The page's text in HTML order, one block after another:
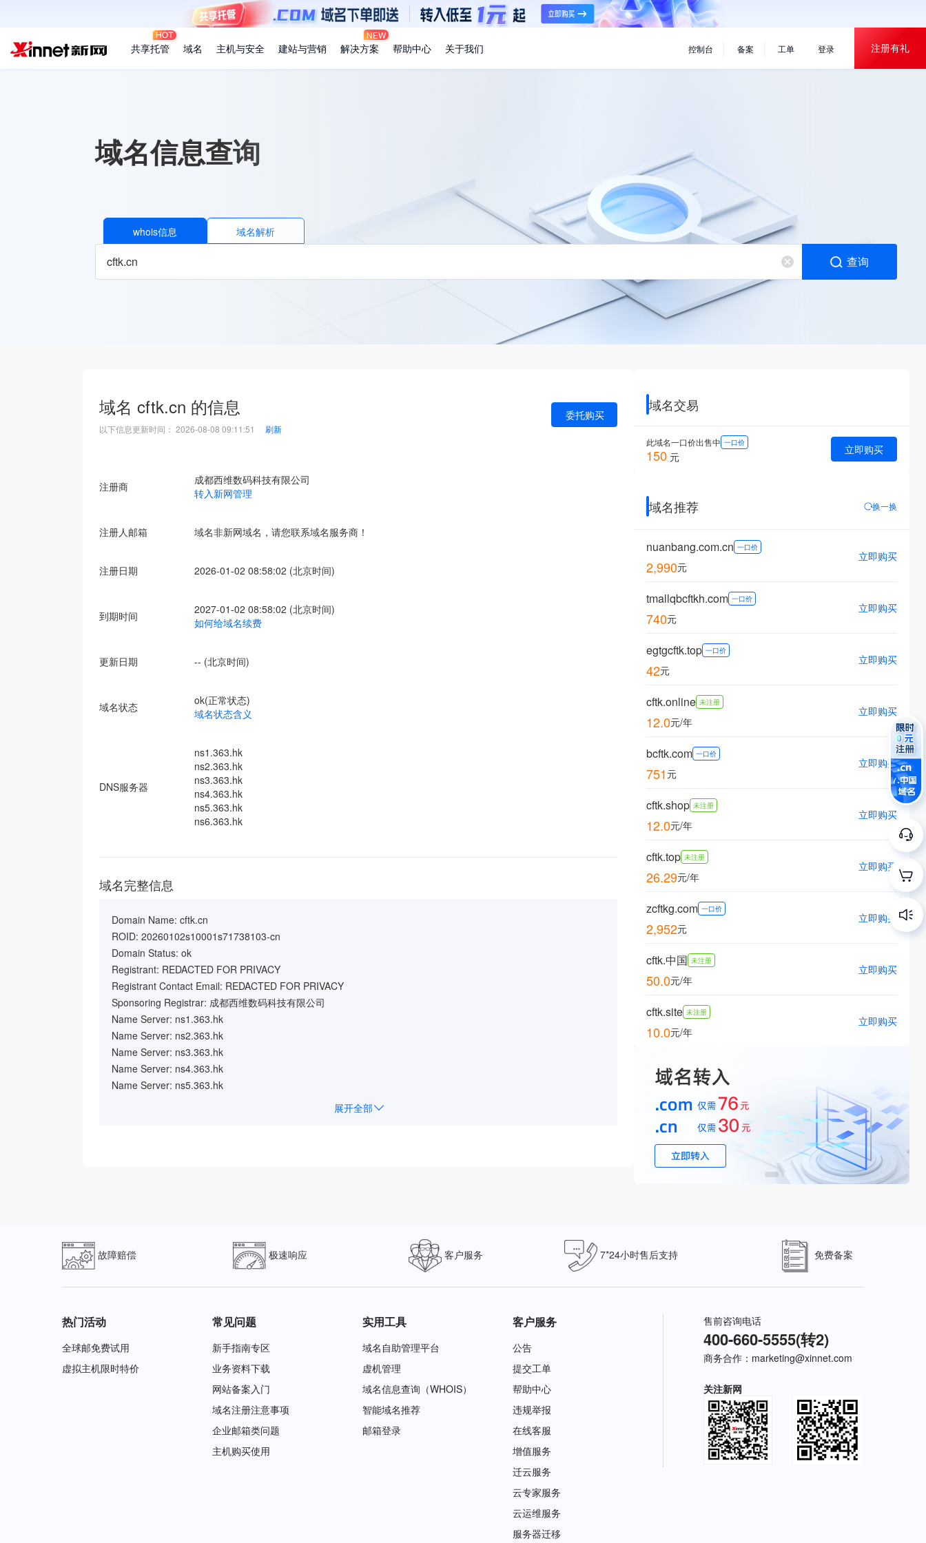
×
共享托管 域名 主机与安全 建站与营销 解决方案
NEW
帮助中心 关于我们 控制台 备案 工单 登录 注册有礼
域名信息查询
whois信息 域名解析
查询
域名 cftk.cn 的信息
以下信息更新时间： 2026-08-08 09:11:51 刷新
委托购买
注册商
成都西维数码科技有限公司
转入新网管理
注册人邮箱 域名非新网域名，请您联系域名服务商！
注册日期 2026-01-02 08:58:02 (北京时间)
到期时间
2027-01-02 08:58:02 (北京时间)
如何给域名续费
更新日期 -- (北京时间)
域名状态
ok(正常状态)
域名状态含义
DNS服务器
ns1.363.hk
ns2.363.hk
ns3.363.hk
ns4.363.hk
ns5.363.hk
ns6.363.hk
域名完整信息
Domain Name: cftk.cn
ROID: 20260102s10001s71738103-cn
Domain Status: ok
Registrant: REDACTED FOR PRIVACY
Registrant Contact Email: REDACTED FOR PRIVACY
Sponsoring Registrar: 成都西维数码科技有限公司
Name Server: ns1.363.hk
Name Server: ns2.363.hk
Name Server: ns3.363.hk
Name Server: ns4.363.hk
Name Server: ns5.363.hk
展开全部
域名交易
此域名一口价出售中 一口价
150 元
立即购买
域名推荐 换一换
nuanbang.com.cn 一口价
2,990元
立即购买
tmallqbcftkh.com 一口价
740元
立即购买
egtgcftk.top 一口价
42元
立即购买
cftk.online 未注册
12.0元/年
立即购买
bcftk.com 一口价
751 元
立即购买
cftk.shop 未注册
12.0元/年
立即购买
cftk.top 未注册
26.29元/年
立即购买
zcftkg.com 一口价
2,952元
立即购买
cftk.中国 未注册
50.0元/年
立即购买
cftk.site 未注册
10.0元/年
立即购买
故障赔偿 极速响应 客户服务 7*24小时售后支持 免费备案
热门活动
全球邮免费试用
虚拟主机限时特价
常见问题
新手指南专区
业务资料下载
网站备案入门
域名注册注意事项
企业邮箱类问题
主机购买使用
实用工具
域名自助管理平台
虚机管理
域名信息查询（WHOIS）
智能域名推荐
邮箱登录
客户服务
公告
提交工单
帮助中心
违规举报
在线客服
增值服务
迁云服务
云专家服务
云运维服务
服务器迁移
售前咨询电话
400-660-5555(转2)
商务合作： marketing@xinnet.com
关注新网